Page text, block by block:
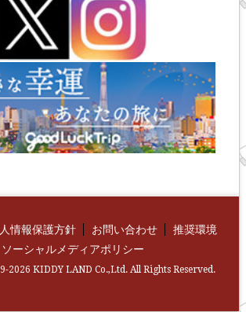
情報保護方針 お問い合わせ
推奨環境
ソーシャルメディアポリシー
2026 KIDDY LAND Co.,Ltd. All Rights Reserved.